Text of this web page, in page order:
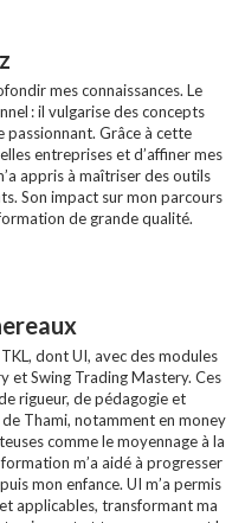
mes connaissances. Le
: il vulgarise des concepts
passionnant. Grâce à cette
entreprises et d’affiner mes
appris à maîtriser des outils
Son impact sur mon parcours
de grande qualité.
dont UI, avec des modules
et Swing Trading Mastery. Ces
rigueur, de pédagogie et
Thami, notamment en money
comme le moyennage à la
m’a aidé à progresser
mon enfance. UI m’a permis
applicables, transformant ma